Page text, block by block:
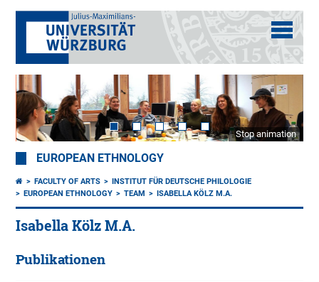
Stop animation
EUROPEAN ETHNOLOGY
FACULTY OF ARTS
INSTITUT FÜR DEUTSCHE PHILOLOGIE
EUROPEAN ETHNOLOGY
TEAM ISABELLA KÖLZ M.A.
Isabella Kölz M.A.
Publikationen